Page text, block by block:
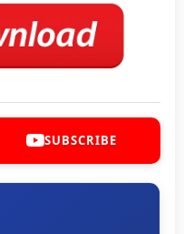
SUBSCRIBE